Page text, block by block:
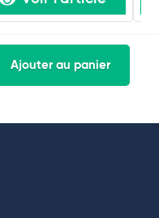
Ajouter au panier